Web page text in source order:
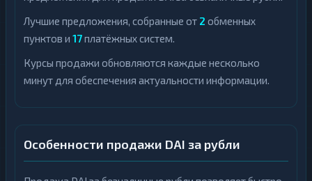
Лучшие предложения, собранные от 2 обменных
пунктов и 17платёжных систем.
Курсы продажи обновляются каждые несколько
минут для обеспечения актуальности информации.
Особенности продажи DAI за рубли